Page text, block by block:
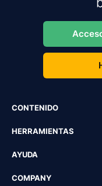
CONTENIDO
HERRAMIENTAS
AYUDA
COMPANY